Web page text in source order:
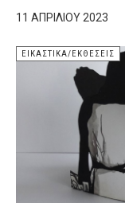
11 ΑΠΡΙΛΊΟΥ 2023
ΕΙΚΑΣΤΙΚΆ/ΕΚΘΈΣΕΙΣ